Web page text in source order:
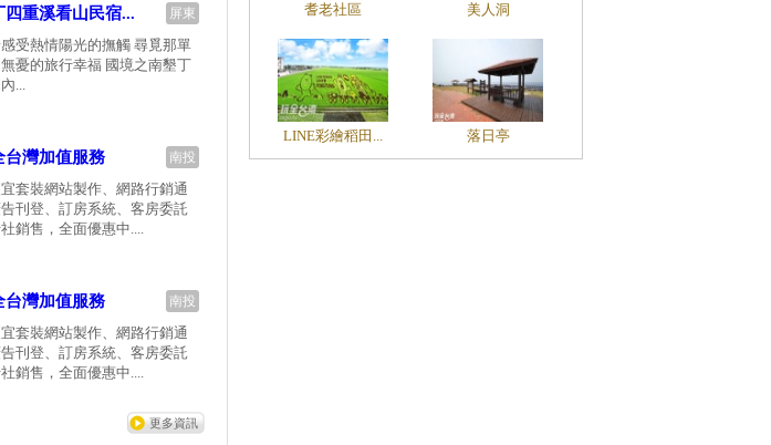
耆老社區 美人洞
LINE彩繪稻田... 落日亭
屏東
四重溪看山民宿...
受熱情陽光的撫觸 尋覓那單
憂的旅行幸福 國境之南墾丁
...
南投
台灣加值服務
套裝網站製作、網路行銷通
刊登、訂房系統、客房委託
銷售，全面優惠中....
南投
台灣加值服務
套裝網站製作、網路行銷通
刊登、訂房系統、客房委託
銷售，全面優惠中....
更多資訊